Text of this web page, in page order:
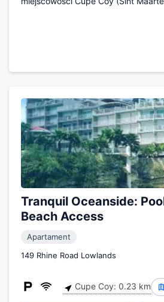
Tranquil Oceanside:
Beach Access
Apartament
149 Rhine Road Lowlands
Cupe Coy: 0.23 km